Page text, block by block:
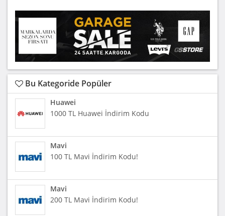
Bu Kategoride Popüler
Huawei
1000 TL Huawei İndirim Kodu
Mavi
100 TL Mavi İndirim Kodu!
Mavi
200 TL Mavi İndirim Kodu!